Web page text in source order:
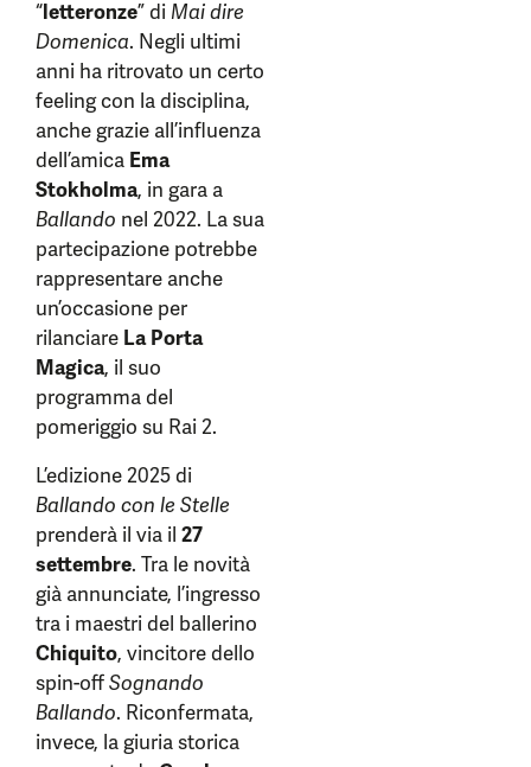
“letteronze” di Mai dire
Domenica. Negli ultimi
anni ha ritrovato un certo
feeling con la disciplina,
anche grazie all’influenza
dell’amica Ema
Stokholma, in gara a
Ballando nel 2022. La sua
partecipazione potrebbe
rappresentare anche
un’occasione per
rilanciare La Porta
Magica, il suo
programma del
pomeriggio su Rai 2.
L’edizione 2025 di
Ballando con le Stelle
prenderà il via il 27
settembre. Tra le novità
già annunciate, l’ingresso
tra i maestri del ballerino
Chiquito, vincitore dello
spin-offSognando
Ballando. Riconfermata,
invece, la giuria storica